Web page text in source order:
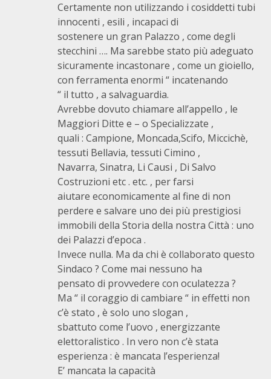
Certamente non utilizzando i cosiddetti tubi
innocenti , esili , incapaci di
sostenere un gran Palazzo , come degli
stecchini …. Ma sarebbe stato più adeguato
sicuramente incastonare , come un gioiello,
con ferramenta enormi “ incatenando
“ il tutto , a salvaguardia.
Avrebbe dovuto chiamare all’appello , le
Maggiori Ditte e – o Specializzate ,
quali : Campione, Moncada,Scifo, Miccichè,
tessuti Bellavia, tessuti Cimino ,
Navarra, Sinatra, Li Causi , Di Salvo
Costruzioni etc . etc. , per farsi
aiutare economicamente al fine di non
perdere e salvare uno dei più prestigiosi
immobili della Storia della nostra Città : uno
dei Palazzi d’epoca .
Invece nulla. Ma da chi è collaborato questo
Sindaco ? Come mai nessuno ha
pensato di provvedere con oculatezza ?
Ma “ il coraggio di cambiare “ in effetti non
c’è stato , è solo uno slogan ,
sbattuto come l’uovo , energizzante
elettoralistico . In vero non c’è stata
esperienza : è mancata l’esperienza!
E’ mancata la capacità